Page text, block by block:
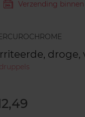
Verzending